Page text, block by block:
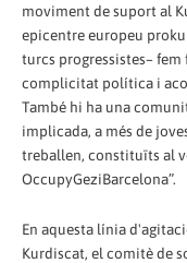
moviment de suport al
epicentre europeu
turcs progressistes–
complicitat política i
També hi ha una
implicada, a més de
treballen, constituïts al
OccupyGeziBarcelona”.
En aquesta línia
Kurdiscat, el comitè de